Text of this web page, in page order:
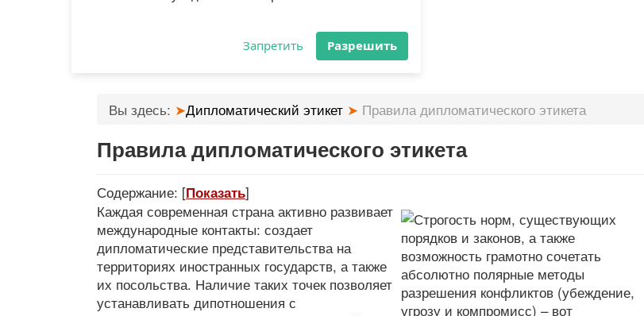
вам уведомления на рабочий стол
Вы здесь: Дипломатический этикет Правила дипломатического этикета
Правила дипломатического этикета
Содержание: [Показать]
Каждая современная страна активно развивает
международные контакты: создает
дипломатические представительства на
территориях иностранных государств, а также
их посольства. Наличие таких точек позволяет
устанавливать дипотношения с